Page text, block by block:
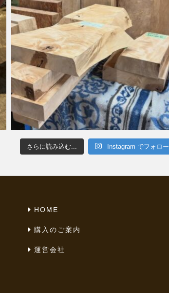
さらに読み込む... Instagram でフォロー
HOME
購入のご案内
運営会社